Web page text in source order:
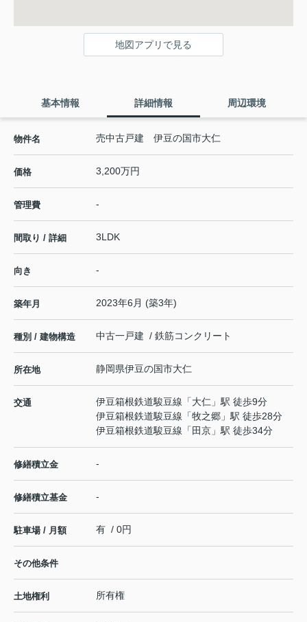
地図アプリで見る
基本情報 詳細情報 周辺環境
物件名 売中古戸建 伊豆の国市大仁
価格 3,200万円
管理費 -
間取り / 詳細 3LDK
向き -
築年月 2023年6月 (築3年)
種別 / 建物構造 中古一戸建 / 鉄筋コンクリート
所在地 静岡県伊豆の国市大仁
交通 伊豆箱根鉄道駿豆線 「大仁 」駅 徒歩9分
伊豆箱根鉄道駿豆線 「牧之郷 」駅 徒歩28分
伊豆箱根鉄道駿豆線 「 田京 」駅 徒歩34分
修繕積立金 -
修繕積立基金 -
駐車場 / 月額 有 / 0円
その他条件
土地権利 所有権